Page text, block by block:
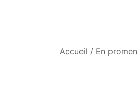
Accueil / En